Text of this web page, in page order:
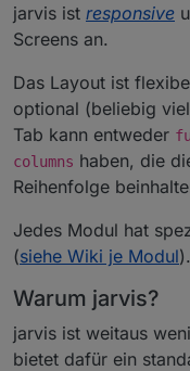
jarvis ist responsive
Screens an.
Das Layout ist
optional (beliebig
Tab kann entweder
columns haben, die
Reihenfolge
Jedes Modul hat
(siehe Wiki je Modul).
Warum jarvis?
jarvis ist weitaus
bietet dafür ein